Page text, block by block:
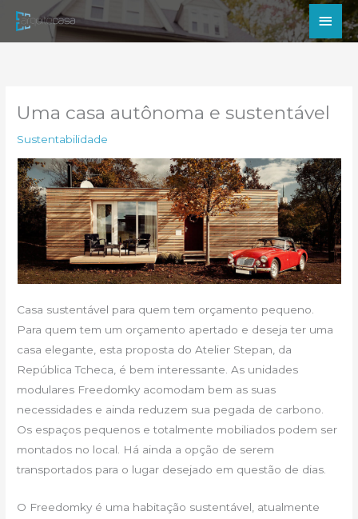
para
Uma casa autônoma e sustentável
Sustentabilidade
Casa sustentável para quem tem orçamento pequeno.
Para quem tem um orçamento apertado e deseja ter uma
casa elegante, esta proposta do Atelier Stepan, da
República Tcheca, é bem interessante. As unidades
modulares Freedomky acomodam bem as suas
necessidades e ainda reduzem sua pegada de carbono.
Os espaços pequenos e totalmente mobiliados podem ser
montados no local. Há ainda a opção de serem
transportados para o lugar desejado em questão de dias.
O Freedomky é uma habitação sustentável, atualmente